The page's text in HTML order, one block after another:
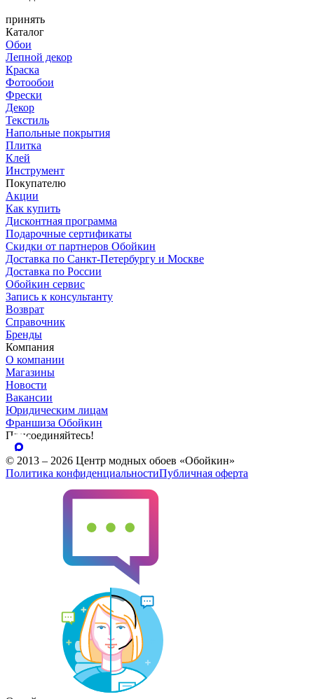
принять
Каталог
Обои
Лепной декор
Краска
Фотообои
Фрески
Декор
Текстиль
Напольные покрытия
Плитка
Клей
Инструмент
Покупателю
Акции
Как купить
Дисконтная программа
Подарочные сертификаты
Скидки от партнеров Обойкин
Доставка по Санкт-Петербургу и Москве
Доставка по России
Обойкин сервис
Запись к консультанту
Возврат
Справочник
Бренды
Компания
О компании
Магазины
Новости
Вакансии
Юридическим лицам
Франшиза Обойкин
Присоединяйтесь!
© 2013 – 2026 Центр модных обоев «Обойкин»
Политика конфиденциальностиПубличная оферта